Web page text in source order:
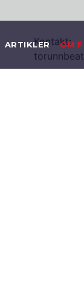
ARTIKLER OM
Kontakt: